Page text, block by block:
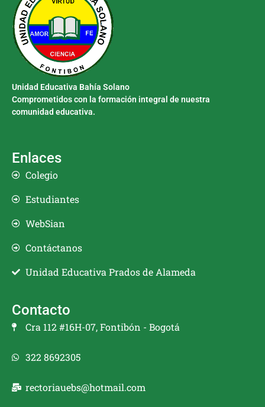
Unidad Educativa Bahía Solano
Comprometidos con la formación integral de nuestra
comunidad educativa.
Enlaces
Colegio
Estudiantes
WebSian
Contáctanos
Unidad Educativa Prados de Alameda
Contacto
Cra 112 #16H-07, Fontibón - Bogotá
322 8692305
rectoriauebs@hotmail.com